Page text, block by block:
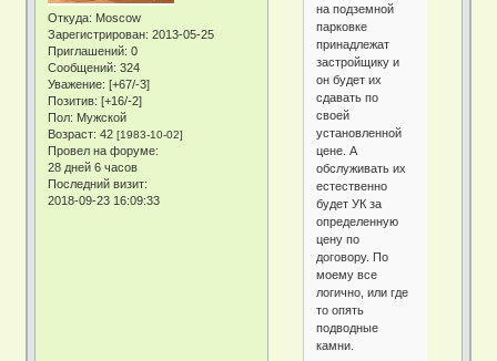
Откуда: Moscow
Зарегистрирован: 2013-05-25
Приглашений: 0
Сообщений: 324
Уважение: [+67/-3]
Позитив: [+16/-2]
Пол: Мужской
Возраст: 42[1983-10-02]
Провел на форуме:
28 дней 6 часов
Последний визит:
2018-09-23 16:09:33
на подземной
парковке
принадлежат
застройщику и
он будет их
сдавать по
своей
установленной
цене. А
обслуживать их
естественно
будет УК за
определенную
цену по
договору. По
моему все
логично, или где
то опять
подводные
камни.